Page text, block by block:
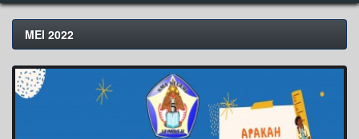
MEI 2022